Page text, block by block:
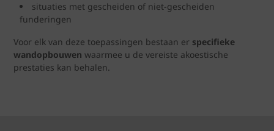
situaties met gescheiden of niet-gescheiden
funderingen
Voor elk van deze toepassingen bestaan er specifieke
wandopbouwen waarmee u de vereiste akoestische
prestaties kan behalen.